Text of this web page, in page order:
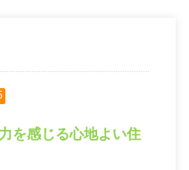
を感じる心地よい住